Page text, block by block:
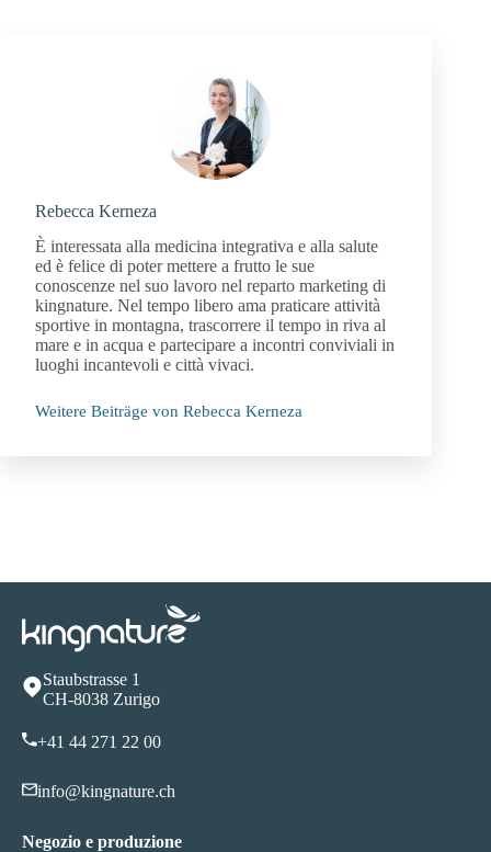
Rebecca Kerneza
È interessata alla medicina integrativa e alla salute
ed è felice di poter mettere a frutto le sue
conoscenze nel suo lavoro nel reparto marketing di
kingnature. Nel tempo libero ama praticare attività
sportive in montagna, trascorrere il tempo in riva al
mare e in acqua e partecipare a incontri conviviali in
luoghi incantevoli e città vivaci.
Weitere Beiträge von Rebecca Kerneza
Staubstrasse 1
CH-8038 Zurigo
+41 44 271 22 00
info@kingnature.ch
Negozio e produzione